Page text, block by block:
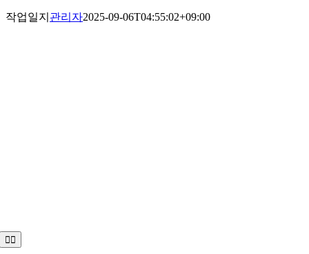
작업일지 관리자2025-09-06T04:55:02+09:00
Toggle
Navigation